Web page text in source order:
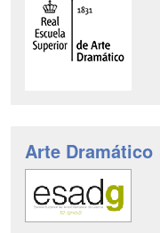
Arte Dramático